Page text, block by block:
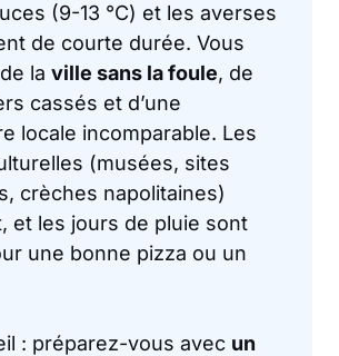
(9-13 °C) et les averses
de courte durée. Vous
la ville sans la foule, de
cassés et d’une
locale incomparable. Les
(musées, sites
crèches napolitaines)
et les jours de pluie sont
une bonne pizza ou un
: préparez-vous avec un